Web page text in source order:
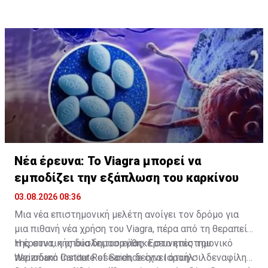
Νέα έρευνα: Το Viagra μπορεί να
εμποδίζει την εξάπλωση του καρκίνου
03.08.2026 08:36
Μια νέα επιστημονική μελέτη ανοίγει τον δρόμο για
μια πιθανή νέα χρήση του Viagra, πέρα από τη θεραπεία
της στυτικής δυσλειτουργίας. Ερευνητές του
Weizmann Institute of Science στο Ισραήλ
Η έρευνα, η οποία δημοσιεύθηκε στοεπιστημονικό
περιοδικό Cancer Research, δείχνει ότι η σιλδεναφίλη